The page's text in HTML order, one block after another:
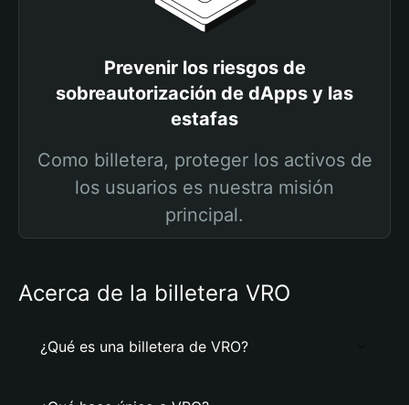
Prevenir los riesgos de
sobreautorización de dApps y las
estafas
Como billetera, proteger los activos de
los usuarios es nuestra misión
principal.
Acerca de la billetera VRO
¿Qué es una billetera de VRO?